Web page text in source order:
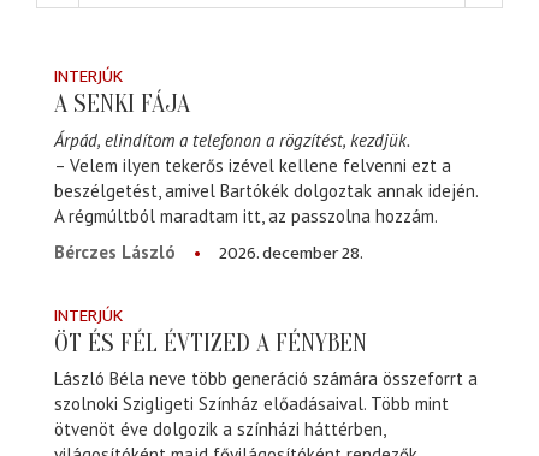
INTERJÚK
A SENKI FÁJA
Árpád, elindítom a telefonon a rögzítést, kezdjük.
– Velem ilyen tekerős izével kellene felvenni ezt a
beszélgetést, amivel Bartókék dolgoztak annak idején.
A régmúltból maradtam itt, az passzolna hozzám.
Bérczes László
2026. december 28.
INTERJÚK
ÖT ÉS FÉL ÉVTIZED A FÉNYBEN
László Béla neve több generáció számára összeforrt a
szolnoki Szigligeti Színház előadásaival. Több mint
ötvenöt éve dolgozik a színházi háttérben,